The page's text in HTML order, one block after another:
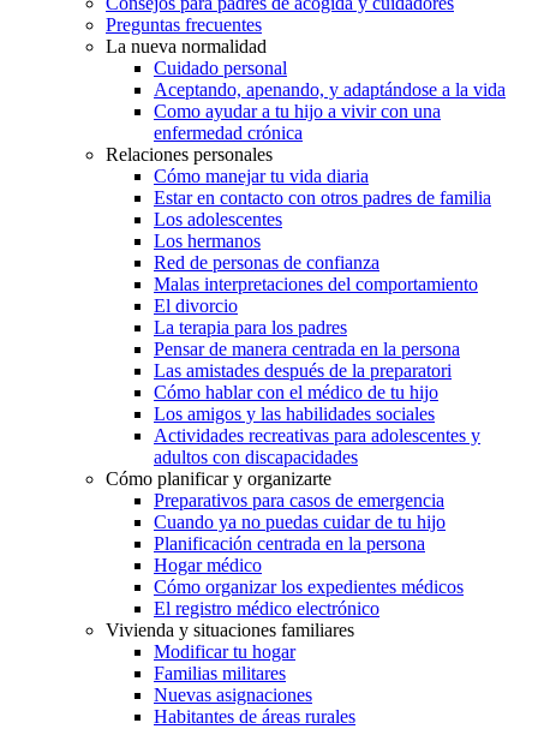
Preguntas frecuentes
La nueva normalidad
Cuidado personal
Aceptando, apenando, y adaptándose a la vida
Como ayudar a tu hijo a vivir con una
enfermedad crónica
Relaciones personales
Cómo manejar tu vida diaria
Estar en contacto con otros padres de familia
Los adolescentes
Los hermanos
Red de personas de confianza
Malas interpretaciones del comportamiento
El divorcio
La terapia para los padres
Pensar de manera centrada en la persona
Las amistades después de la preparatori
Cómo hablar con el médico de tu hijo
Los amigos y las habilidades sociales
Actividades recreativas para adolescentes y
adultos con discapacidades
Cómo planificar y organizarte
Preparativos para casos de emergencia
Cuando ya no puedas cuidar de tu hijo
Planificación centrada en la persona
Hogar médico
Cómo organizar los expedientes médicos
El registro médico electrónico
Vivienda y situaciones familiares
Modificar tu hogar
Familias militares
Nuevas asignaciones
Habitantes de áreas rurales